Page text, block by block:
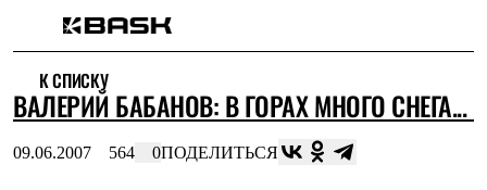
Интернет-магазин
Мужская одежда
Утепленная пухом
Куртки
Брюки
К СПИСКУ
ВАЛЕРИЙ БАБАНОВ: В ГОРАХ МНОГО СНЕГА...
09.06.2007 564 0ПОДЕЛИТЬСЯ